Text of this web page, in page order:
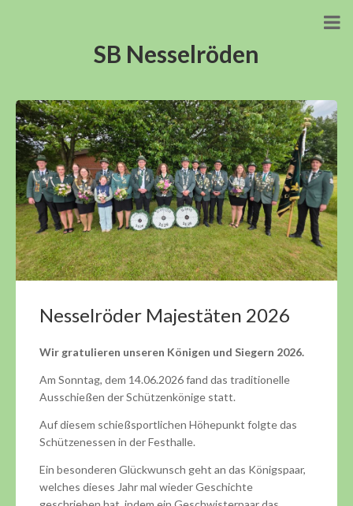
SB Nesselröden
Nesselröder Majestäten 2026
Wir gratulieren unseren Königen und Siegern 2026.
Am Sonntag, dem 14.06.2026 fand das traditionelle
Ausschießen der Schützenkönige statt.
Auf diesem schießsportlichen Höhepunkt folgte das
Schützenessen in der Festhalle.
Ein besonderen Glückwunsch geht an das Königspaar,
welches dieses Jahr mal wieder Geschichte